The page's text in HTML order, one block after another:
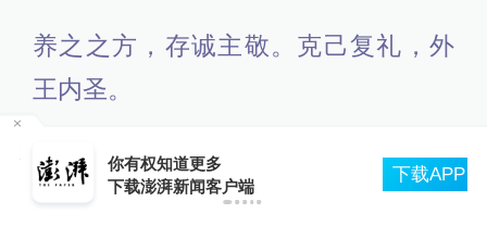
养之之方，存诚主敬。克己复礼，外
王内圣。
孰本孰末，外由内施。任重道远，责
萃君师。
你有权知道更多
下载澎湃新闻客户端
下载APP